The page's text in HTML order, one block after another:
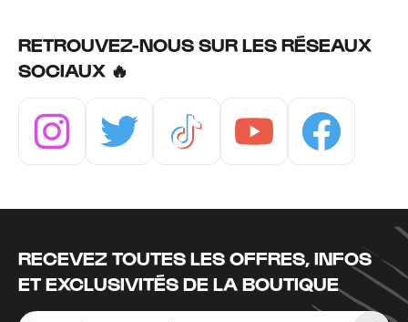
RETROUVEZ-NOUS SUR LES RÉSEAUX
SOCIAUX 🔥
RECEVEZ TOUTES LES OFFRES, INFOS
ET EXCLUSIVITÉS DE LA BOUTIQUE